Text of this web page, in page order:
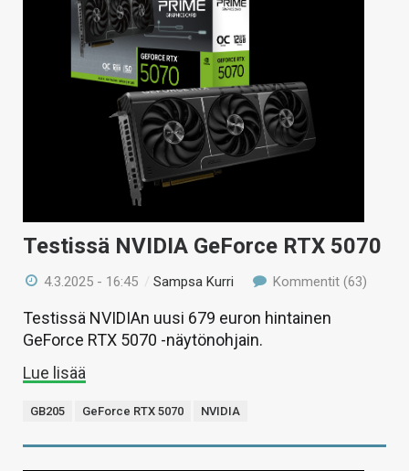
Testissä NVIDIA GeForce RTX 5070
4.3.2025 - 16:45 /Sampsa Kurri Kommentit (63)
Testissä NVIDIAn uusi 679 euron hintainen
GeForce RTX 5070 -näytönohjain.
Lue lisää
GB205 GeForce RTX 5070 NVIDIA